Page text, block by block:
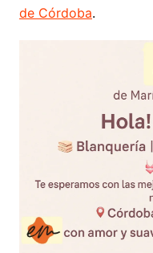
de Córdoba.